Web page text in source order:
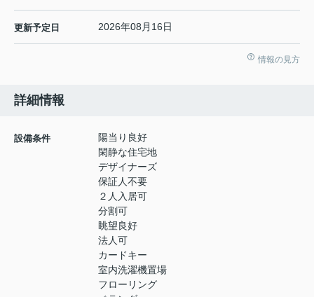
更新予定日 2026年08月16日
情報の見方
詳細情報
設備条件
陽当り良好
閑静な住宅地
デザイナーズ
保証人不要
２人入居可
分割可
眺望良好
法人可
カードキー
室内洗濯機置場
フローリング